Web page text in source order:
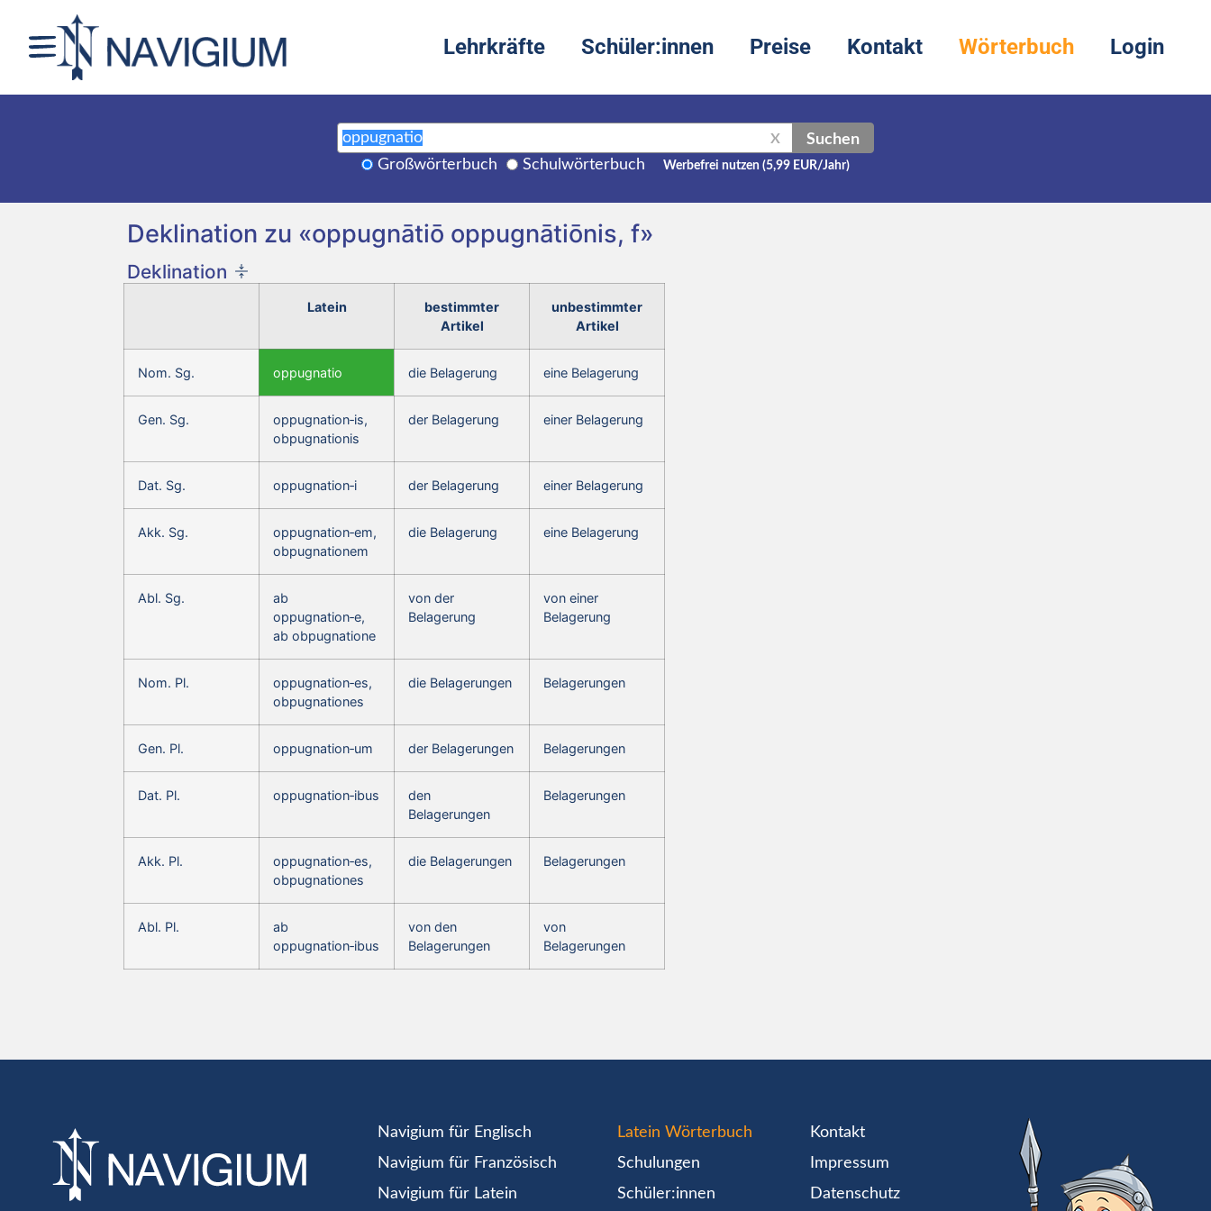
Lehrkräfte Schüler:innen Preise Kontakt Wörterbuch Login
X Suchen
Großwörterbuch Schulwörterbuch Werbefrei nutzen (5,99 EUR/Jahr)
Deklination zu «oppugnātiō oppugnātiōnis, f»
Deklination
Latein
bestimmter
Artikel
unbestimmter
Artikel
Nom. Sg. oppugnatio die Belagerung eine Belagerung
Gen. Sg.
oppugnation‑is,
obpugnationis
der Belagerung einer Belagerung
Dat. Sg. oppugnation‑i der Belagerung einer Belagerung
Akk. Sg.
oppugnation‑em,
obpugnationem
die Belagerung eine Belagerung
Abl. Sg.
ab
oppugnation‑e,
ab obpugnatione
von der
Belagerung
von einer
Belagerung
Nom. Pl.
oppugnation‑es,
obpugnationes
die Belagerungen Belagerungen
Gen. Pl. oppugnation‑um der Belagerungen Belagerungen
Dat. Pl. oppugnation‑ibus
den
Belagerungen
Belagerungen
Akk. Pl.
oppugnation‑es,
obpugnationes
die Belagerungen Belagerungen
Abl. Pl.
ab
oppugnation‑ibus
von den
Belagerungen
von
Belagerungen
Navigium für Englisch
Navigium für Französisch
Navigium für Latein
Latein Wörterbuch
Schulungen
Schüler:innen
Kontakt
Impressum
Datenschutz